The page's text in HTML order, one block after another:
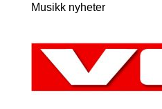
Musikk nyheter